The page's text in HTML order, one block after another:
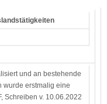
und an bestehende
wurde erstmalig eine
Schreiben v. 10.06.2022